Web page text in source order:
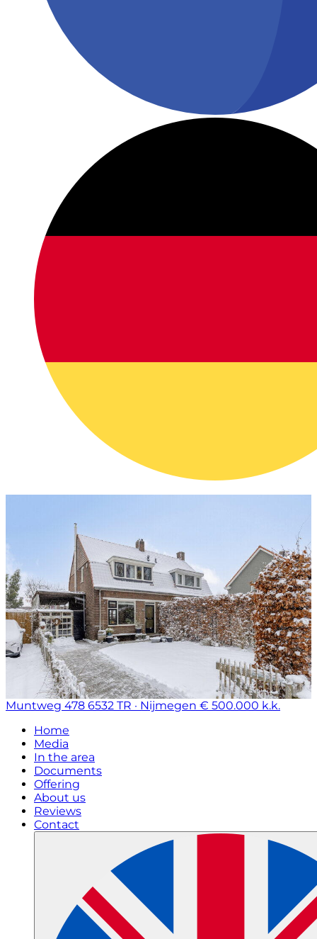
Muntweg 478 6532 TR · Nijmegen € 500.000 k.k.
Home
Media
In the area
Documents
Offering
About us
Reviews
Contact